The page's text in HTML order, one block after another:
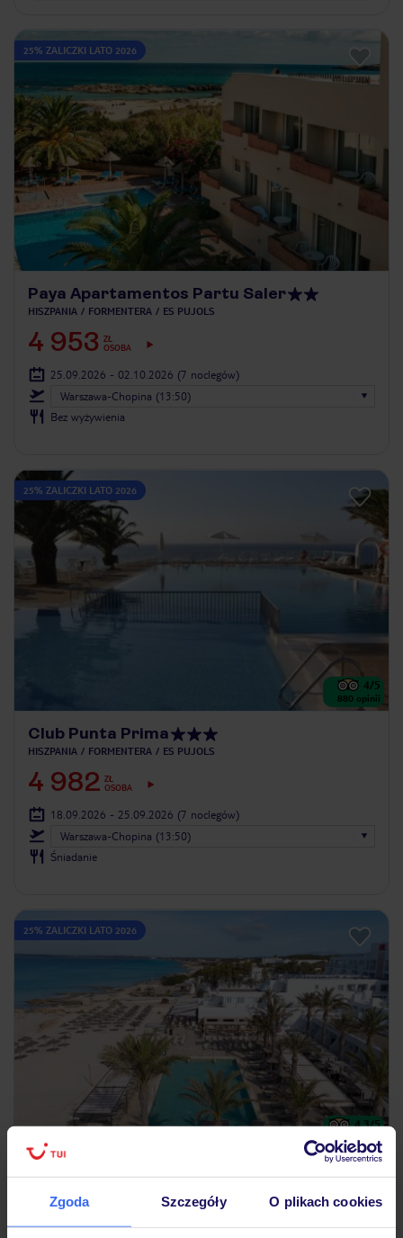
Zgoda Szczegóły O plikach cookies
25% ZALICZKI LATO 2026
Paya Apartamentos Partu Saler
HISZPANIA FORMENTERA ES PUJOLS
4 953 ZŁ
OSOBA
25.09.2026 - 02.10.2026 (7 noclegów)
Warszawa-Chopina (13:50)
Bez wyżywienia
25% ZALICZKI LATO 2026
4/5
880 opinii
Club Punta Prima
HISZPANIA FORMENTERA ES PUJOLS
4 982 ZŁ
OSOBA
18.09.2026 - 25.09.2026 (7 noclegów)
Warszawa-Chopina (13:50)
Śniadanie
25% ZALICZKI LATO 2026
4.3/5
Riu Palace La Mola
5 217 OSOBA